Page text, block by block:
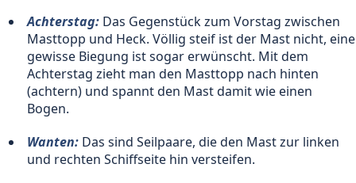
Achterstag: Das Gegenstück zum Vorstag zwischen
Masttopp und Heck. Völlig steif ist der Mast nicht, eine
gewisse Biegung ist sogar erwünscht. Mit dem
Achterstag zieht man den Masttopp nach hinten
(achtern) und spannt den Mast damit wie einen
Bogen.
Wanten: Das sind Seilpaare, die den Mast zur linken
und rechten Schiffseite hin versteifen.